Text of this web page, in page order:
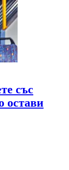
със
остави